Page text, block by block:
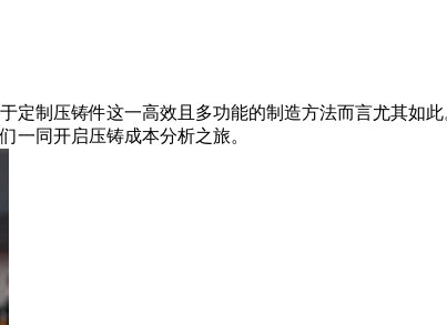
制压铸件这一高效且多功能的制造方法而言尤其如
一同开启压铸成本分析之旅。